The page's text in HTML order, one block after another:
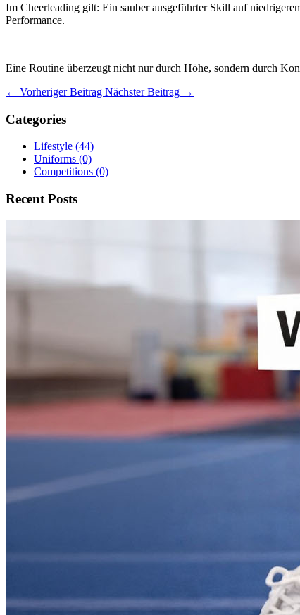
Im Cheerleading gilt: Ein sauber ausgeführter Skill auf
Performance.
Eine Routine überzeugt nicht nur durch Höhe, sondern durch
← Vorheriger Beitrag Nächster Beitrag →
Categories
Lifestyle (44)
Uniforms (0)
Competitions (0)
Recent Posts